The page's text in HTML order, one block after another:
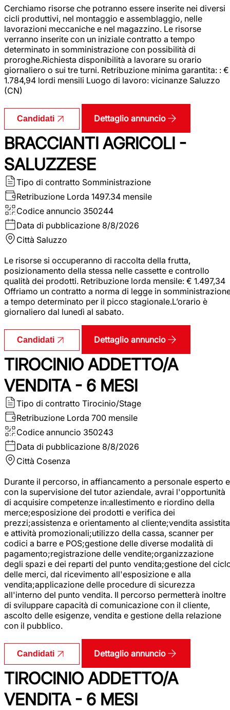
Cerchiamo risorse che potranno essere inserite nei diversi
cicli produttivi, nel montaggio e assemblaggio, nelle
lavorazioni meccaniche e nel magazzino. Le risorse
verranno inserite con un iniziale contratto a tempo
determinato in somministrazione con possibilità di
proroghe.Richiesta disponibilità a lavorare su orario
giornaliero o sui tre turni. Retribuzione minima garantita: : €
1.784,94 lordi mensili Luogo di lavoro: vicinanze Saluzzo
(CN)
Candidati Dettaglio annuncio
BRACCIANTI AGRICOLI -
SALUZZESE
Tipo di contratto Somministrazione
Retribuzione Lorda 1497.34 mensile
Codice annuncio 350244
Data di pubblicazione 8/8/2026
Città Saluzzo
Le risorse si occuperanno di raccolta della frutta,
posizionamento della stessa nelle cassette e controllo
qualità dei prodotti. Retribuzione lorda mensile: € 1.497,34
Offriamo un contratto a norma di legge in
a tempo determinato per il picco stagionale.L’orario è
giornaliero dal lunedì al sabato.
Candidati Dettaglio annuncio
TIROCINIO ADDETTO/A
VENDITA - 6 MESI
Tipo di contratto Tirocinio/Stage
Retribuzione Lorda 700 mensile
Codice annuncio 350243
Data di pubblicazione 8/8/2026
Città Cosenza
Durante il percorso, in affiancamento a personale esperto e
con la supervisione del tutor aziendale, avrai l'opportunità
di acquisire competenze in:allestimento e riordino della
merce;esposizione dei prodotti e verifica dei
prezzi;assistenza e orientamento al cliente;vendita assistita
e attività promozionali;utilizzo della cassa, scanner per
codici a barre e POS;gestione delle diverse modalità di
pagamento;registrazione delle vendite;organizzazione
degli spazi e dei reparti del punto vendita;gestione del
delle merci, dal ricevimento all'esposizione e alla
vendita;applicazione delle procedure di sicurezza
all'interno del punto vendita. Il percorso permetterà inoltre
di sviluppare capacità di comunicazione con il cliente,
ascolto delle esigenze, vendita e gestione della relazione
con il pubblico.
Candidati Dettaglio annuncio
TIROCINIO ADDETTO/A
VENDITA - 6 MESI